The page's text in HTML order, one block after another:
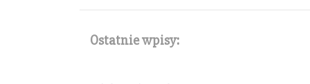
Ostatnie wpisy: